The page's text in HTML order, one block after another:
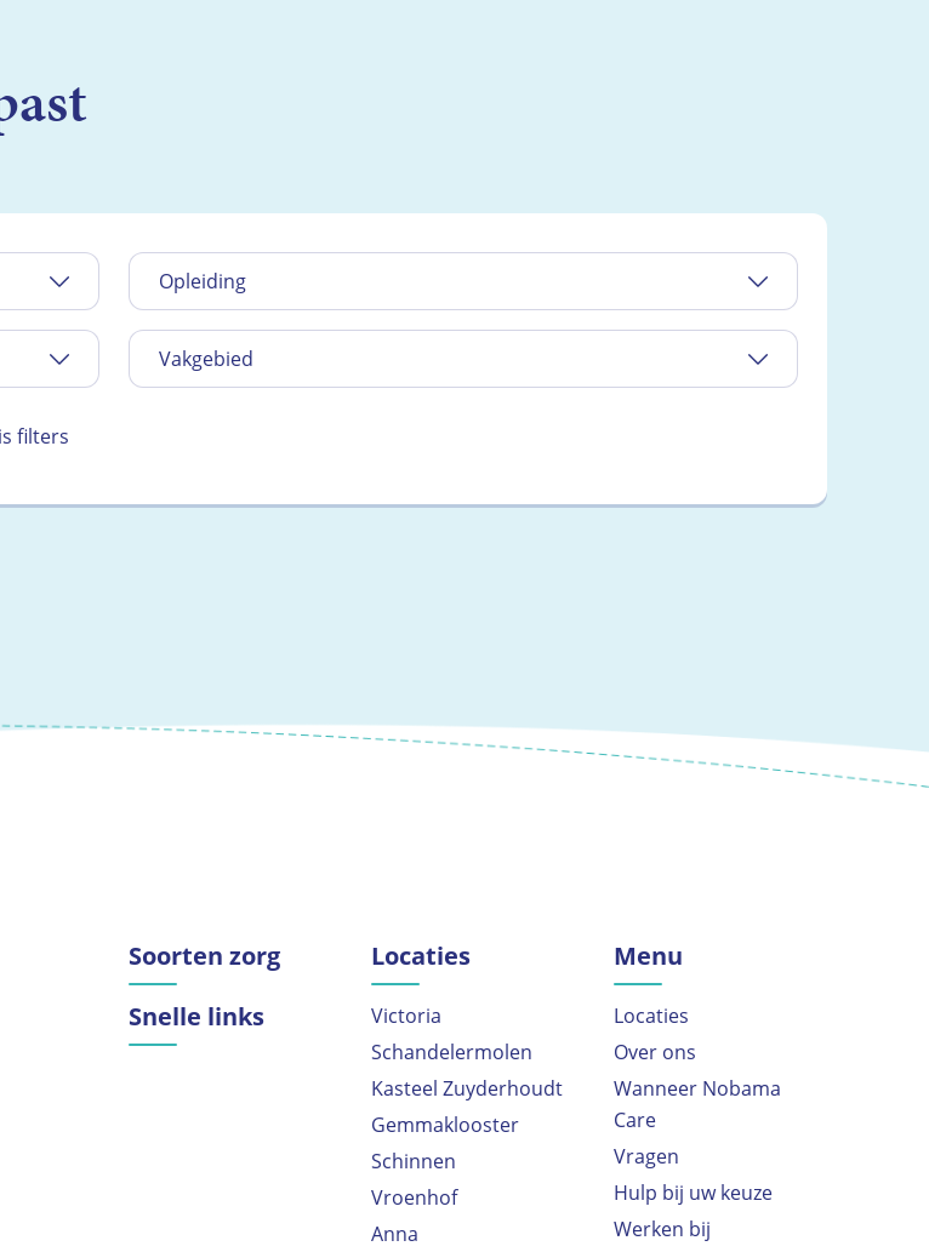
Opleiding
Vakgebied
filters
Soorten zorg
Snelle links
Locaties
Victoria
Schandelermolen
Kasteel Zuyderhoudt
Gemmaklooster
Schinnen
Vroenhof
Anna
Menu
Locaties
Over ons
Wanneer Nobama
Care
Vragen
Hulp bij uw keuze
Werken bij